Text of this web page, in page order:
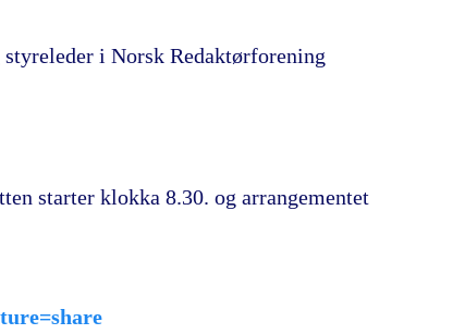
i Norsk Redaktørforening
starter klokka 8.30. og arrangementet